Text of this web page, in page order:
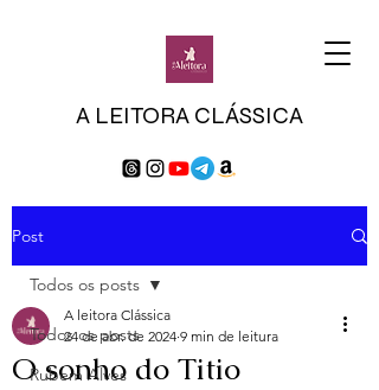
A LEITORA CLÁSSICA
Post
Todos os posts
Rubem Alves
Todos os posts
O sonho do Titio
A leitora Clássica
24 de abr. de 2024 9 min de leitura